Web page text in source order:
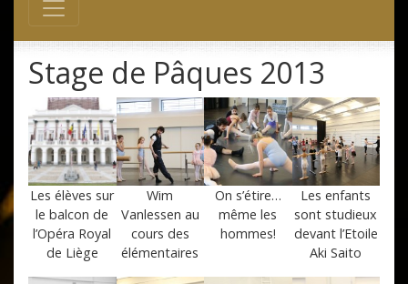
Main Navigation
Stage de Pâques 2013
Les élèves sur
le balcon de
l’Opéra Royal
de Liège
Wim
Vanlessen au
cours des
élémentaires
On s’étire…
même les
hommes!
Les enfants
sont studieux
devant l’Etoile
Aki Saito